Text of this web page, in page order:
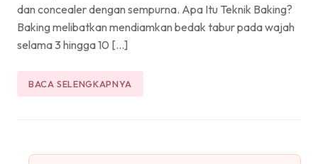
dan concealer dengan sempurna. Apa Itu Teknik Baking?
Baking melibatkan mendiamkan bedak tabur pada wajah
selama 3 hingga 10 […]
BACA SELENGKAPNYA